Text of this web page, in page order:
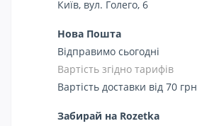
Київ, вул. Голего, 6
Нова Пошта
Відправимо сьогодні
Вартість згідно тарифів
Вартість доставки від 70 грн
Забирай на Rozetka